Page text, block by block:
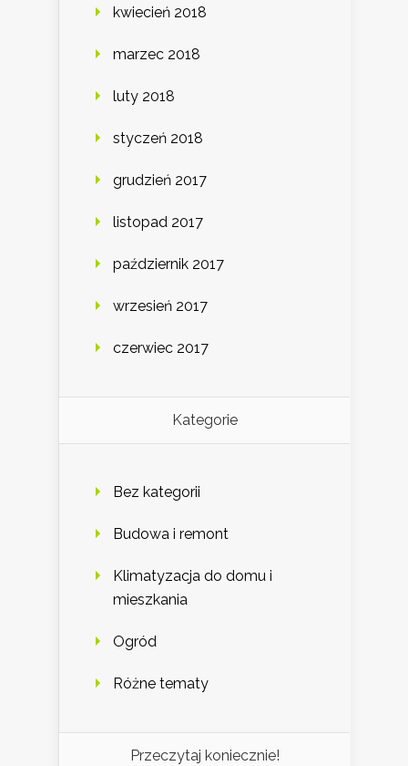
kwiecień 2018
marzec 2018
luty 2018
styczeń 2018
grudzień 2017
listopad 2017
październik 2017
wrzesień 2017
czerwiec 2017
Kategorie
Bez kategorii
Budowa i remont
Klimatyzacja do domu i
mieszkania
Ogród
Różne tematy
Przeczytaj koniecznie!